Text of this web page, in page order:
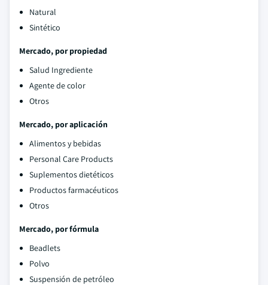
Natural
Sintético
Mercado, por propiedad
Salud Ingrediente
Agente de color
Otros
Mercado, por aplicación
Alimentos y bebidas
Personal Care Products
Suplementos dietéticos
Productos farmacéuticos
Otros
Mercado, por fórmula
Beadlets
Polvo
Suspensión de petróleo